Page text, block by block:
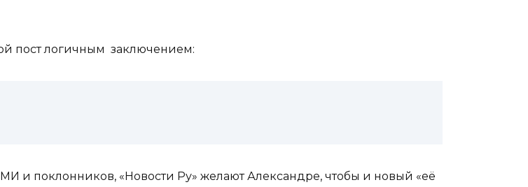
пост логичным заключением:
и поклонников, «Новости Ру» желают Александре, чтобы и новый «её